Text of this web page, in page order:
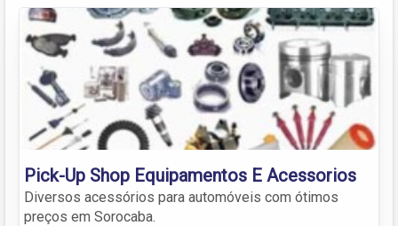
Pick-Up Shop Equipamentos E Acessorios
Diversos acessórios para automóveis com ótimos
preços em Sorocaba.